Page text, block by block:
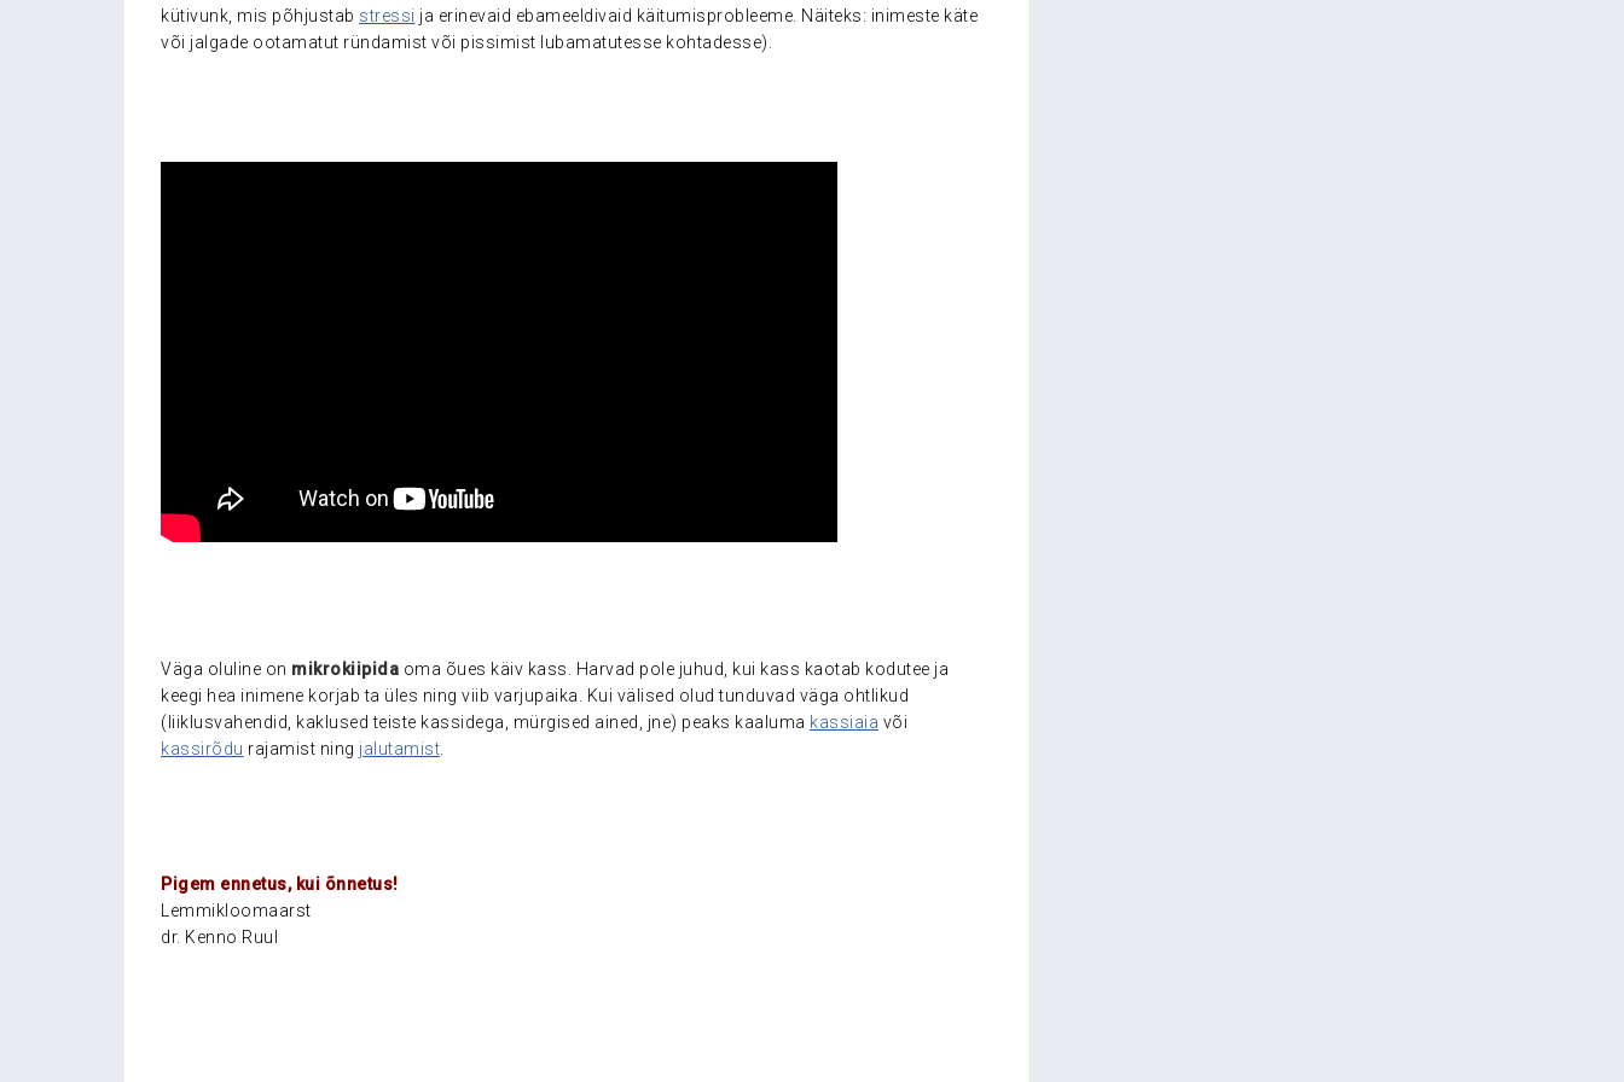
kütivunk, mis põhjustab stressi ja erinevaid ebameeldivaid käitumisprobleeme. Näiteks: inimeste käte
või jalgade ootamatut ründamist või pissimist lubamatutesse kohtadesse).
Väga oluline on mikrokiipida oma õues käiv kass. Harvad pole juhud, kui kass kaotab kodutee ja
keegi hea inimene korjab ta üles ning viib varjupaika. Kui välised olud tunduvad väga ohtlikud
(liiklusvahendid, kaklused teiste kassidega, mürgised ained, jne) peaks kaaluma kassiaia või
kassirõdu rajamist ning jalutamist
Pigem ennetus, kui õnnetus!
Lemmikloomaarst
dr. Kenno Ruul